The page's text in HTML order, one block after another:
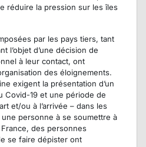
réduire la pression sur les îles
par les pays tiers, tant
l’objet d’une décision de
à leur contact, ont
des éloignements.
exigent la présentation d’un
Covid-19 et une période de
et/ou à l’arrivée – dans les
personne à se soumettre à
des personnes
se faire dépister ont